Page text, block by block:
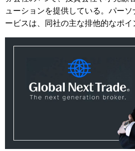
ューションを提供している。パー
ービスは、同社の主な排他的なポイ